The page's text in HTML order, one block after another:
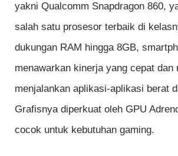
yakni Qualcomm Snapdragon 860,
salah satu prosesor terbaik di
dukungan RAM hingga 8GB,
menawarkan kinerja yang cepat dan
menjalankan aplikasi-aplikasi berat
Grafisnya diperkuat oleh GPU
cocok untuk kebutuhan gaming.